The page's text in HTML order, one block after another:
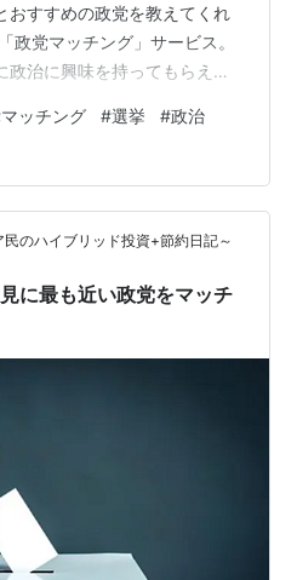
おすすめの政党を教えてくれ
政党マッチング」サービス。
政治に興味を持ってもらえる
やってみた 読売新聞
選挙ドットコム なぜ
政党マッチングにおけるフレ
めよう やってみた 新聞社各
べてみた。 各サイ…
ッチング #選挙 #政治
のハイブリッド投資+節約日記～
に最も近い政党をマッチ